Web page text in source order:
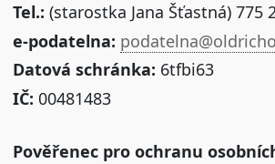
Tel.: (starostka Jana Šťastná) 775
e-podatelna:
Datová schránka: 6tfbi63
IČ: 00481483
Pověřenec pro ochranu